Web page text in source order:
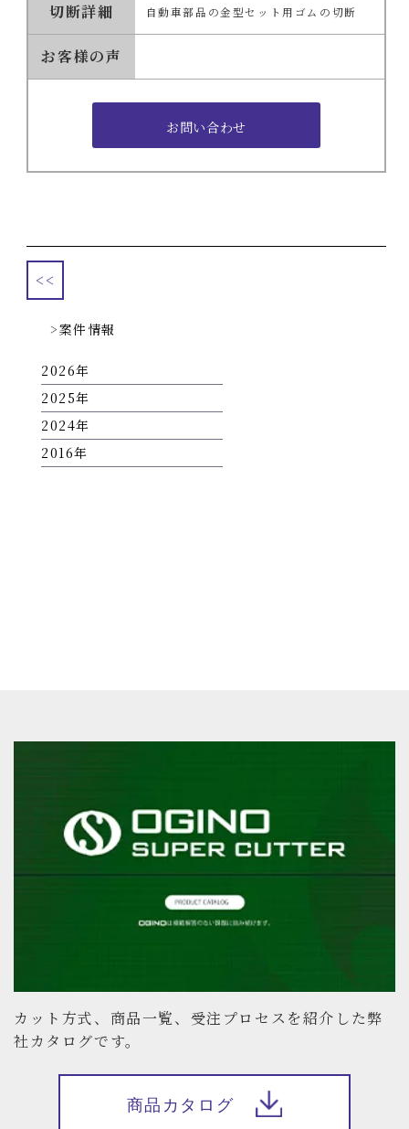
案件情報
2026
2025
2024
2016
切断詳細 自動車部品の金型セット用ゴムの切断
お客様の声
<<
カット方式、商品一覧、受注プロセスを紹介した弊
社カタログです。
商品カタログ